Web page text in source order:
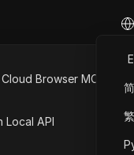
Browser MCP
Local API